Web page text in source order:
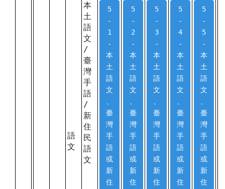
語
文
本
土
語
文
/
臺
灣
手
語
/
新
住
民
語
文
5
-
1
-
本
土
語
文
臺
灣
手
語
或
新
住
5
-
2
-
本
土
語
文
臺
灣
手
語
或
新
住
5
-
3
-
本
土
語
文
臺
灣
手
語
或
新
住
5
-
4
-
本
土
語
文
臺
灣
手
語
或
新
住
5
-
5
-
本
土
語
文
臺
灣
手
語
或
新
住